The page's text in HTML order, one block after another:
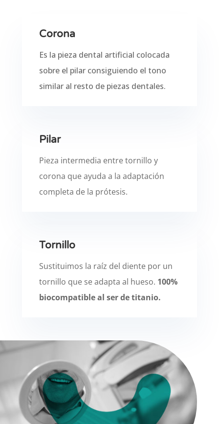
Corona
Es la pieza dental artificial colocada
sobre el pilar consiguiendo el tono
similar al resto de piezas dentales.
Pilar
Pieza intermedia entre tornillo y
corona que ayuda a la adaptación
completa de la prótesis.
Tornillo
Sustituimos la raíz del diente por un
tornillo que se adapta al hueso. 100%
biocompatible al ser de titanio.